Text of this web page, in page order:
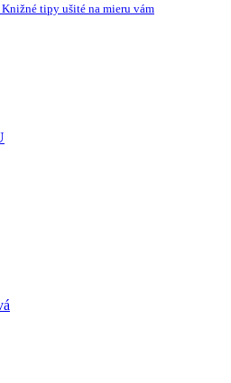
Knižné tipy ušité na mieru vám